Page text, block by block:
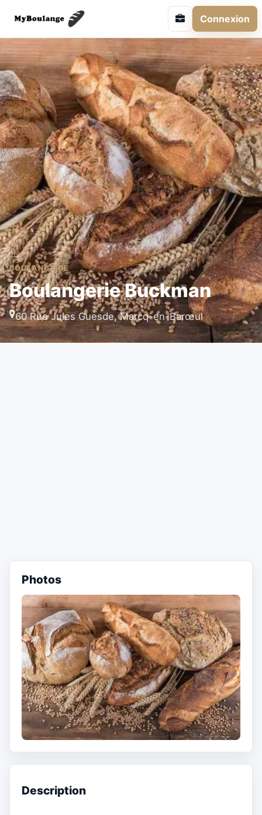
Connexion
BOULANGERIE
Boulangerie Buckman
60 Rue Jules Guesde, Marcq-en-Barœul
Photos
Description